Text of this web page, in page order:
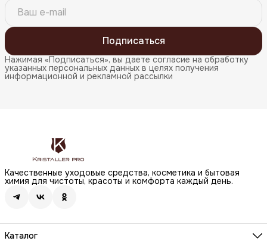
Подписаться
Нажимая «Подписаться», вы даете согласие на обработку
указанных персональных данных в целях получения
информационной и рекламной рассылки
Качественные уходовые средства, косметика и бытовая
химия для чистоты, красоты и комфорта каждый день.
Каталог